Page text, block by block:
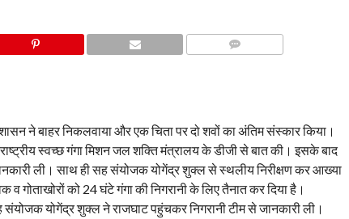
ने बाहर निकलवाया और एक चिता पर दो शवों का अंतिम संस्कार किया।
स्वच्छ गंगा मिशन जल शक्ति मंत्रालय के डीजी से बात की। इसके बाद
ली। साथ ही सह संयोजक योगेंद्र शुक्ल से स्थलीय निरीक्षण कर आख्या
व गोताखोरों को 24 घंटे गंगा की निगरानी के लिए तैनात कर दिया है।
संयोजक योगेंद्र शुक्ल ने राजघाट पहुंचकर निगरानी टीम से जानकारी ली।